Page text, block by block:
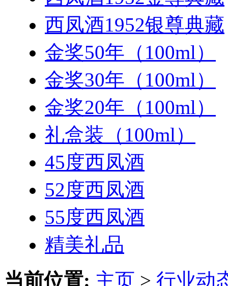
西凤酒1952银尊典藏
金奖50年（100ml）
金奖30年（100ml）
金奖20年（100ml）
礼盒装（100ml）
45度西凤酒
52度西凤酒
55度西凤酒
精美礼品
当前位置: 主页 > 行业动